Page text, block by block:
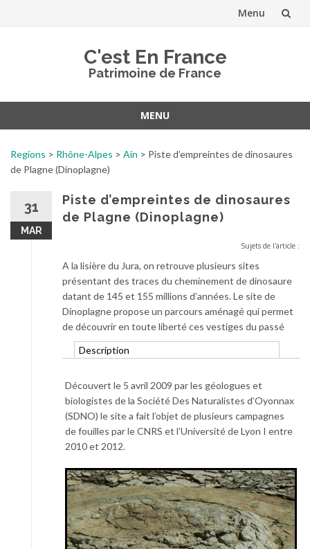
Menu
C'est En France
Patrimoine de France
MENU
contenu
Regions > Rhône-Alpes > Ain > Piste d’empreintes de dinosaures
de Plagne (Dinoplagne)
31
MAR
Piste d’empreintes de dinosaures
de Plagne (Dinoplagne)
Sujets de l'article :
A la lisière du Jura, on retrouve plusieurs sites
présentant des traces du cheminement de dinosaure
datant de 145 et 155 millions d’années. Le site de
Dinoplagne propose un parcours aménagé qui permet
de découvrir en toute liberté ces vestiges du passé
Description
Découvert le 5 avril 2009 par les géologues et
biologistes de la Société Des Naturalistes d’Oyonnax
(SDNO) le site a fait l’objet de plusieurs campagnes
de fouilles par le CNRS et l’Université de Lyon I entre
2010 et 2012.